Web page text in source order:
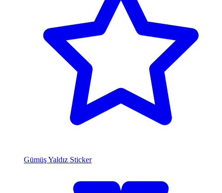
Gümüş Yaldız Sticker